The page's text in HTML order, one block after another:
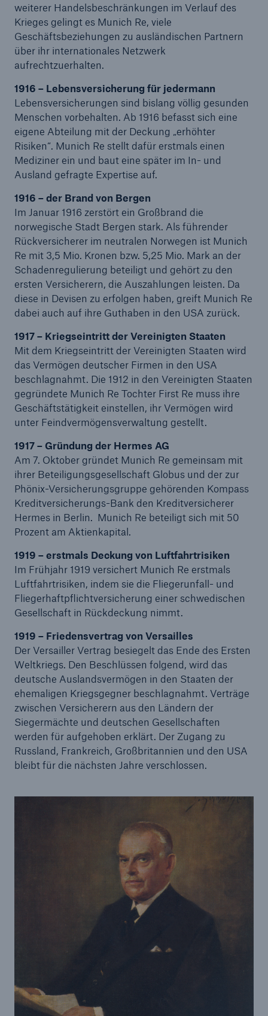
weiterer Handelsbeschränkungen im Verlauf des
Krieges gelingt es Munich Re, viele
Geschäftsbeziehungen zu ausländischen Partnern
über ihr internationales Netzwerk
aufrechtzuerhalten.
1916 – Lebensversicherung für jedermann
Lebensversicherungen sind bislang völlig gesunden
Menschen vorbehalten. Ab 1916 befasst sich eine
eigene Abteilung mit der Deckung „erhöhter
Risiken“. Munich Re stellt dafür erstmals einen
Mediziner ein und baut eine später im In- und
Ausland gefragte Expertise auf.
1916 – der Brand von Bergen
Im Januar 1916 zerstört ein Großbrand die
norwegische Stadt Bergen stark. Als führender
Rückversicherer im neutralen Norwegen ist Munich
Re mit 3,5 Mio. Kronen bzw. 5,25 Mio. Mark an der
Schadenregulierung beteiligt und gehört zu den
ersten Versicherern, die Auszahlungen leisten. Da
diese in Devisen zu erfolgen haben, greift Munich Re
dabei auch auf ihre Guthaben in den USA zurück.
1917 – Kriegseintritt der Vereinigten Staaten
Mit dem Kriegseintritt der Vereinigten Staaten wird
das Vermögen deutscher Firmen in den USA
beschlagnahmt. Die 1912 in den Vereinigten Staaten
gegründete Munich Re Tochter First Re muss ihre
Geschäftstätigkeit einstellen, ihr Vermögen wird
unter Feindvermögensverwaltung gestellt.
1917 – Gründung der Hermes AG
Am 7. Oktober gründet Munich Re gemeinsam mit
ihrer Beteiligungsgesellschaft Globus und der zur
Phönix-Versicherungsgruppe gehörenden Kompass
Kreditversicherungs-Bank den Kreditversicherer
Hermes in Berlin. Munich Re beteiligt sich mit 50
Prozent am Aktienkapital.
1919 – erstmals Deckung von Luftfahrtrisiken
Im Frühjahr 1919 versichert Munich Re erstmals
Luftfahrtrisiken, indem sie die Fliegerunfall- und
Fliegerhaftpflichtversicherung einer schwedischen
Gesellschaft in Rückdeckung nimmt.
1919 – Friedensvertrag von Versailles
Der Versailler Vertrag besiegelt das Ende des Ersten
Weltkriegs. Den Beschlüssen folgend, wird das
deutsche Auslandsvermögen in den Staaten der
ehemaligen Kriegsgegner beschlagnahmt. Verträge
zwischen Versicherern aus den Ländern der
Siegermächte und deutschen Gesellschaften
werden für aufgehoben erklärt. Der Zugang zu
Russland, Frankreich, Großbritannien und den USA
bleibt für die nächsten Jahre verschlossen.
Versicherungslücke: der Anteil der nicht
versicherten Schäden aus Naturkatastrophen
seit 1980 beträgt
71.8%
Lösungen
Rückversicherungspartner
Fakten
CLARA reduziert die Wartezeit bis zur
Leistungsentscheidung in der BU-
Versicherung bis zu
50 %
Geschätzte globale wirtschaftliche Kosten der
600 bn
US Dollar im Jahr 2018